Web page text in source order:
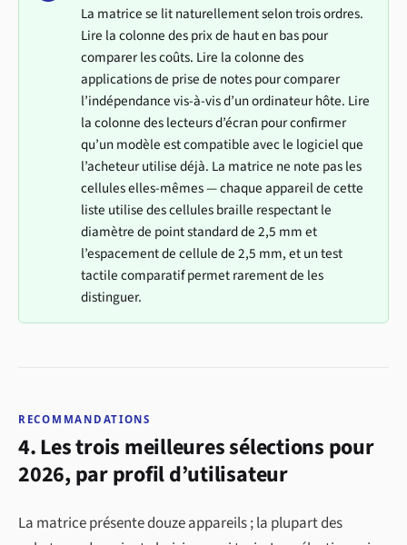
La matrice se lit naturellement selon trois ordres.
Lire la colonne des prix de haut en bas pour
comparer les coûts. Lire la colonne des
applications de prise de notes pour comparer
l’indépendance vis-à-vis d’un ordinateur hôte. Lire
la colonne des lecteurs d’écran pour confirmer
qu’un modèle est compatible avec le logiciel que
l’acheteur utilise déjà. La matrice ne note pas les
cellules elles-mêmes — chaque appareil de cette
liste utilise des cellules braille respectant le
diamètre de point standard de 2,5 mm et
l’espacement de cellule de 2,5 mm, et un test
tactile comparatif permet rarement de les
distinguer.
RECOMMANDATIONS
4. Les trois meilleures sélections pour
2026, par profil d’utilisateur
La matrice présente douze appareils ; la plupart des